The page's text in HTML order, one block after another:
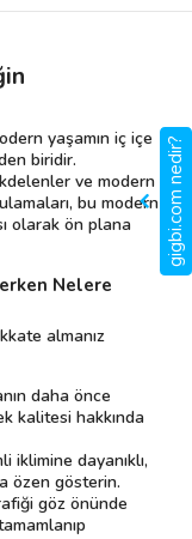
yaşamın iç içe
biridir.
ve modern
bu modern
olarak ön plana
Nelere
almanız
daha önce
kalitesi hakkında
iklimine dayanıklı,
özen gösterin.
göz önünde
gigbi.com nedir?